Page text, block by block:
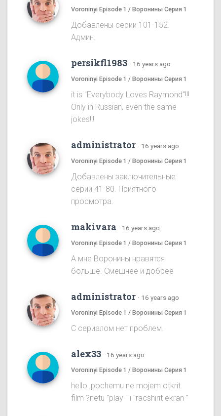
Voroninyi Episode 1 / Воронины Серия 1
Добавлены серии 101-152.
Админ.
persikfl1983 · 16 years ago
Voroninyi Episode 1 / Воронины Серия 1
it is "Everybody Loves Raymond"!!!
Only in Russian, even the same
jokes!!!
administrator · 16 years ago
Voroninyi Episode 1 / Воронины Серия 1
Добавлены заключительные
серии 41-80. Приятного
просмотра.
makivara · 16 years ago
Voroninyi Episode 1 / Воронины Серия 1
А мне Воронины нравятся
больше. Смешнее и добрее
administrator · 16 years ago
Voroninyi Episode 1 / Воронины Серия 1
С сериалом нет проблем.
alex33 · 16 years ago
Voroninyi Episode 1 / Воронины Серия 1
hello ,pochemu ne mojem otkrit
film ?netu "play " i "racshirit ekran "